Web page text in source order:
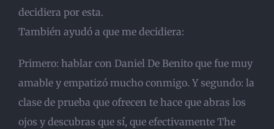
decidiera por esta.
También ayudó a que me decidiera:
Primero: hablar con Daniel De Benito que fue muy
amable y empatizó mucho conmigo. Y segundo: la
clase de prueba que ofrecen te hace que abras los
ojos y descubras que sí, que efectivamente The